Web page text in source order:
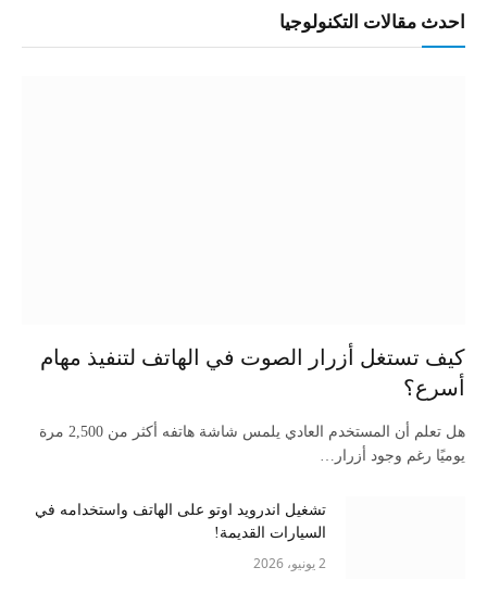
احدث مقالات التكنولوجيا
كيف تستغل أزرار الصوت في الهاتف لتنفيذ مهام
أسرع؟
هل تعلم أن المستخدم العادي يلمس شاشة هاتفه أكثر من 2,500 مرة
يوميًا رغم وجود أزرار…
تشغيل اندرويد اوتو على الهاتف واستخدامه في
السيارات القديمة!
2 يونيو، 2026